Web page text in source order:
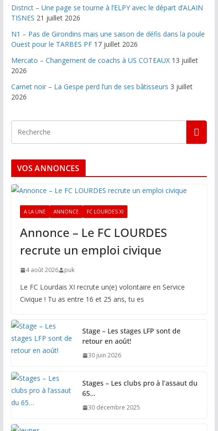
District – Une page se tourne à l’ELPY avec le départ d’ALAIN
TISNES 21 juillet 2026
N1 – Pas de Girondins mais une saison de défis dans la poule
Ouest pour le TARBES PF 17 juillet 2026
Mercato – Changement de coachs à US COTEAUX 13 juillet
2026
Carnet noir – La Gespe perd l’un de ses bâtisseurs 3 juillet
2026
VOS ANNONCES
A LA UNE ANNONCE FC LOURDES XI
Annonce – Le FC LOURDES
recrute un emploi civique
4 août 2026 puk
Le FC Lourdais XI recrute un(e) volontaire en Service
Civique ! Tu as entre 16 et 25 ans, tu es
Stage – Les stages LFP sont de
retour en août!
30 juin 2026
Stages – Les clubs pro à l’assaut du
65…
30 décembre 2025